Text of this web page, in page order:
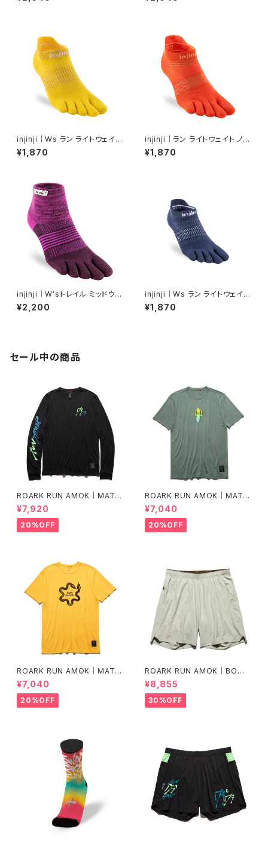
injinji｜Ws ラン ライトウェイト
ノーショー（レモン）
¥1,870
injinji｜ラン ライトウェイト ノー
ショー（フレーム）
¥1,870
injinji｜W'sトレイル ミッドウェ
イト ミニクルー（ヴァイオレット）
¥2,200
injinji｜Ws ラン ライトウェイト
ノーショー（ネイビー）
¥1,870
セール中の商品
ROARK RUN AMOK｜MATHI
S LS col.BLACK FJORD
¥7,920
20%OFF
ROARK RUN AMOK｜MATHI
S CORE SS col.FOREST
¥7,040
20%OFF
ROARK RUN AMOK｜MATHI
S CORE SS col.SUNBURST
¥7,040
20%OFF
ROARK RUN AMOK｜BOM
MER 2.0 7" Col.CHAPARRA
L
¥8,855
30%OFF